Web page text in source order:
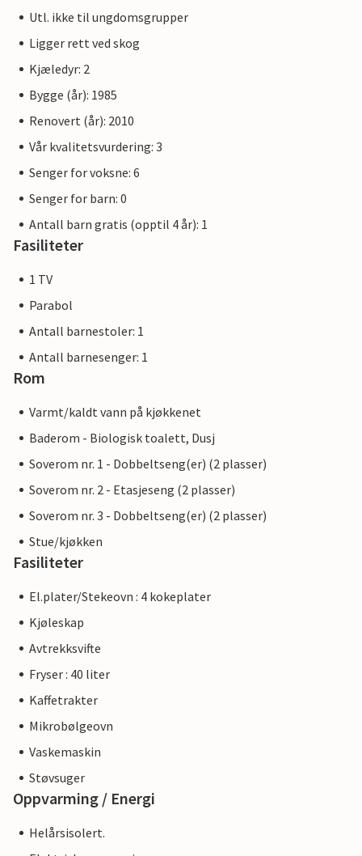
Utl. ikke til ungdomsgrupper
Ligger rett ved skog
Kjæledyr: 2
Bygge (år): 1985
Renovert (år): 2010
Vår kvalitetsvurdering: 3
Senger for voksne: 6
Senger for barn: 0
Antall barn gratis (opptil 4 år): 1
Fasiliteter
1 TV
Parabol
Antall barnestoler: 1
Antall barnesenger: 1
Rom
Varmt/kaldt vann på kjøkkenet
Baderom - Biologisk toalett, Dusj
Soverom nr. 1 - Dobbeltseng(er) (2 plasser)
Soverom nr. 2 - Etasjeseng (2 plasser)
Soverom nr. 3 - Dobbeltseng(er) (2 plasser)
Stue/kjøkken
Fasiliteter
El.plater/Stekeovn : 4 kokeplater
Kjøleskap
Avtrekksvifte
Fryser : 40 liter
Kaffetrakter
Mikrobølgeovn
Vaskemaskin
Støvsuger
Oppvarming / Energi
Helårsisolert.